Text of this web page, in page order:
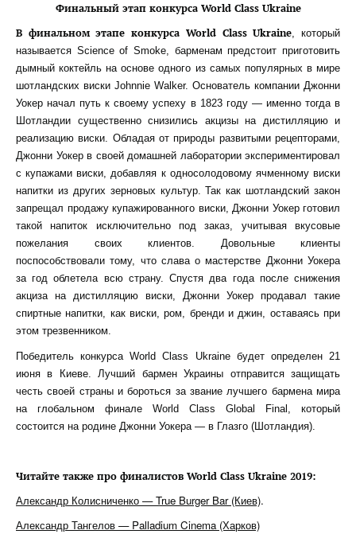
Финальный этап конкурса World Class Ukraine
В финальном этапе конкурса World Class Ukraine, который
называется Science of Smoke, барменам предстоит приготовить
дымный коктейль на основе одного из самых популярных в мире
шотландских виски Johnnie Walker. Основатель компании Джонни
Уокер начал путь к своему успеху в 1823 году — именно тогда в
Шотландии существенно снизились акцизы на дистилляцию и
реализацию виски. Обладая от природы развитыми рецепторами,
Джонни Уокер в своей домашней лаборатории экспериментировал
с купажами виски, добавляя к односолодовому ячменному виски
напитки из других зерновых культур. Так как шотландский закон
запрещал продажу купажированного виски, Джонни Уокер готовил
такой напиток исключительно под заказ, учитывая вкусовые
пожелания своих клиентов. Довольные клиенты
поспособствовали тому, что слава о мастерстве Джонни Уокера
за год облетела всю страну. Спустя два года после снижения
акциза на дистилляцию виски, Джонни Уокер продавал такие
спиртные напитки, как виски, ром, бренди и джин, оставаясь при
этом трезвенником.
Победитель конкурса World Class Ukraine будет определен 21
июня в Киеве. Лучший бармен Украины отправится защищать
честь своей страны и бороться за звание лучшего бармена мира
на глобальном финале World Class Global Final, который
состоится на родине Джонни Уокера — в Глазго (Шотландия).
Читайте также про финалистов World Class Ukraine 2019:
Александр Колисниченко — True Burger Bar (Киев).
Александр Тангелов — Palladium Cinema (Харков)